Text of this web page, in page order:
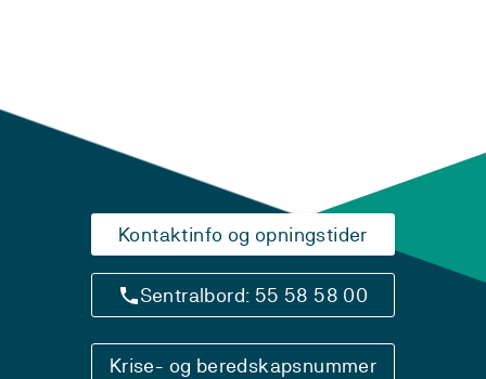
Kontaktinfo og opningstider
Sentralbord: 55 58 58 00
Krise- og beredskapsnummer